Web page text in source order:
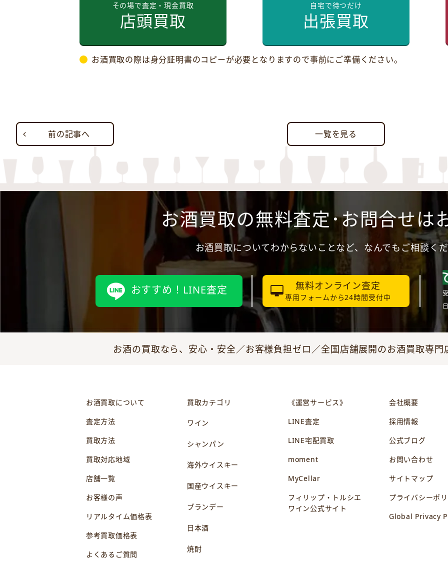
その場で査定・現金買取
店頭買取
自宅で待つだけ
出張買取
お酒買取の際は身分証明書のコピーが必要となりますので事前にご準備ください。
前の記事へ 一覧を見る
お酒買取の無料査定･お問合せは
お酒買取についてわからないことなど、なんでもご相談くだ
おすすめ！LINE査定 無料オンライン査定
専用フォームから24時間受付中
お酒の買取なら、安心・安全／お客様負担ゼロ／全国店舗展開のお酒買取専門
お酒買取について
査定方法
買取方法
買取対応地域
店舗一覧
お客様の声
リアルタイム価格表
参考買取価格表
よくあるご質問
買取カテゴリ
ワイン
シャンパン
海外ウイスキー
国産ウイスキー
ブランデー
日本酒
焼酎
《運営サービス》
LINE査定
LINE宅配買取
moment
MyCellar
フィリップ・トルシエ
ワイン公式サイト
会社概要
採用情報
公式ブログ
お問い合わせ
サイトマップ
プライバシーポ
Global Privacy